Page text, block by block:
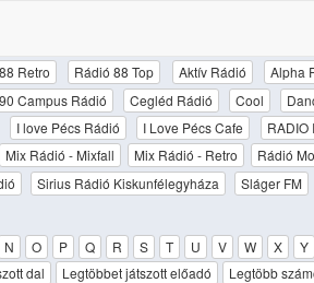
Retro Rádió 88 Top Aktív Rádió Alpha
Campus Rádió Cegléd Rádió Cool
I love Pécs Rádió I Love Pécs Cafe RADIO
Mix Rádió - Mixfall Mix Rádió - Retro Rádió
Sirius Rádió Kiskunfélegyháza Sláger FM
N O P Q R S T U V W X Y
dal Legtöbbet játszott előadó Legtöbb